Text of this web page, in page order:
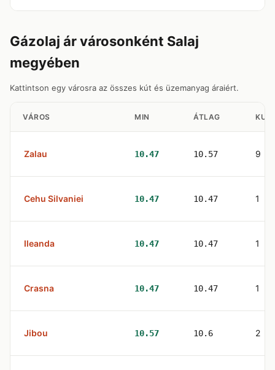
Gázolaj ár városonként Salaj
megyében
Kattintson egy városra az összes kút és üzemanyag áraiért.
VÁROS MIN ÁTLAG
Zalau 10.47 10.57 9
Cehu Silvaniei 10.47 10.47 1
Ileanda 10.47 10.47 1
Crasna 10.47 10.47 1
Jibou 10.57 10.6 2